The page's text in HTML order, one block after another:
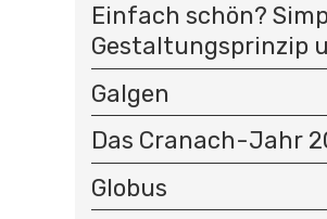
Einfach schön?
Gestaltungsprinzip
Galgen
Das Cranach-Jahr
Globus